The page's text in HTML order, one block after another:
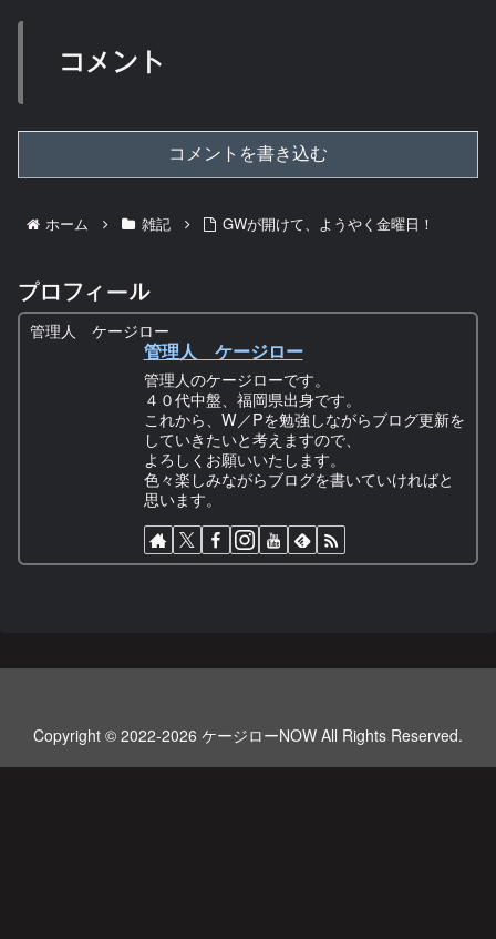
コメント
コメントを書き込む
ホーム 雑記 GWが開けて、ようやく金曜日！
プロフィール
管理人 ケージロー
管理人 ケージロー
管理人のケージローです。
４０代中盤、福岡県出身です。
これから、W／Pを勉強しながらブログ更新を
していきたいと考えますので、
よろしくお願いいたします。
色々楽しみながらブログを書いていければと
思います。
Copyright © 2022-2026 ケージローNOW All Rights Reserved.